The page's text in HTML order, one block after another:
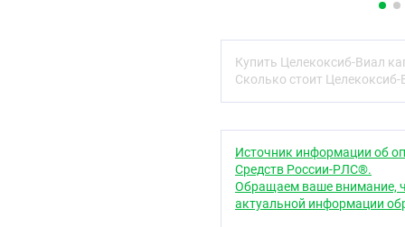
диоксид — 2,357 %
— до 100,000%.
Состав корпуса
0,800 %
желатин — до 100,000 %.
Твёрдые желатиновые
Дозировка 100 мг:
оранжевого
Купить Целекоксиб-Виал
Сколько стоит
Источник информации об
Средств России-РЛС®.
Обращаем ваше внимание,
актуальной информации